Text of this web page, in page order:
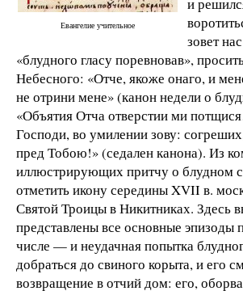
Евангелие учительное
зовет
«блудного гласу поревновав»,
Небесного: «Отче, якоже онаго, и
не отрини мене» (канон недели о
«Объятия Отча отверстии ми
Господи, во умилении зову:
пред Тобою!» (седален канона). Из
иллюстрирующих притчу о блудном
отметить икону середины XVII в.
Святой Троицы в Никитниках. Здесь
представлены все основные эпизоды
числе — и неудачная попытка
добраться до свиного корыта, и его
возвращение в отчий дом: его,